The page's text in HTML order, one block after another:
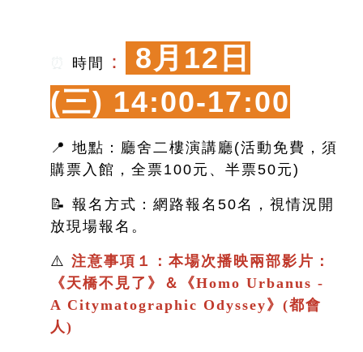
時間 ：
8月12日
(三) 14:00-17:00
📍 地點：廳舍二樓演講廳(活動免費，須
購票入館，全票100元、半票50元)
📝 報名方式：網路報名50名，視情況開
放現場報名。
⚠️ 注意事項１：本場次播映兩部影片：
《天橋不見了 》＆ 《Homo Urbanus -
A Citymatographic Odyssey》(都會
人)